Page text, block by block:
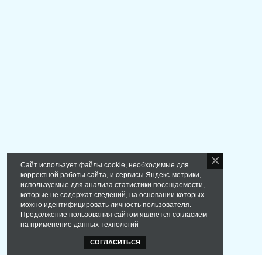
Сайт использует файлы cookie, необходимые для
корректной работы сайта, и сервисы Яндекс-метрики,
используемые для анализа статистики посещаемости,
которые не содержат сведений, на основании которых
можно идентифицировать личность пользователя.
Продолжение пользования сайтом является согласием
на применение данных технологий
СОГЛАСИТЬСЯ